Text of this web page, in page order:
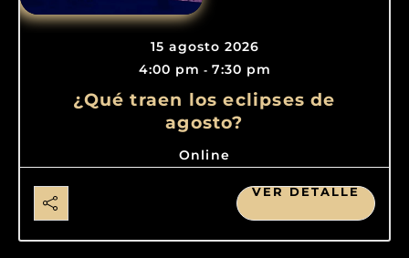
15 agosto 2026
4:00 pm - 7:30 pm
¿Qué traen los eclipses de
agosto?
Online
VER DETALLE